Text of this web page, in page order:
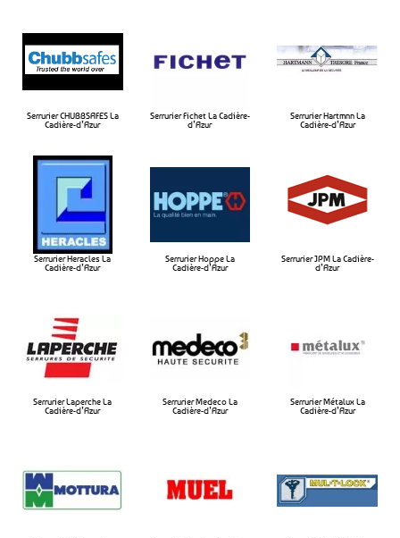
Serrurier CHUBBSAFES La
Cadière-d’Azur​
Serrurier Fichet La Cadière-
d’Azur​
Serrurier Hartmnn La
Cadière-d’Azur​
Serrurier Heracles La
Cadière-d’Azur​
Serrurier Hoppe La
Cadière-d’Azur​
Serrurier JPM La Cadière-
d’Azur​
Serrurier Laperche La
Cadière-d’Azur​
Serrurier Medeco La
Cadière-d’Azur​
Serrurier Métalux La
Cadière-d’Azur​